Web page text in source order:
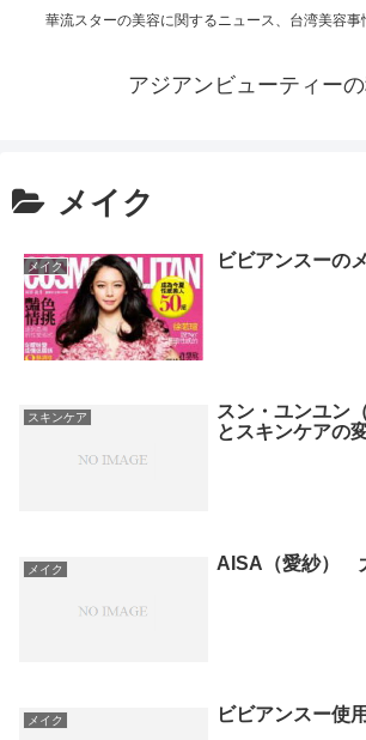
華流スターの美容に関するニュース、台湾美容事
アジアンビューティー
メイク
メイク ビビアンスーの
スキンケア
スン・ユンユン
とスキンケアの
メイク AISA（愛紗）
メイク ビビアンスー使